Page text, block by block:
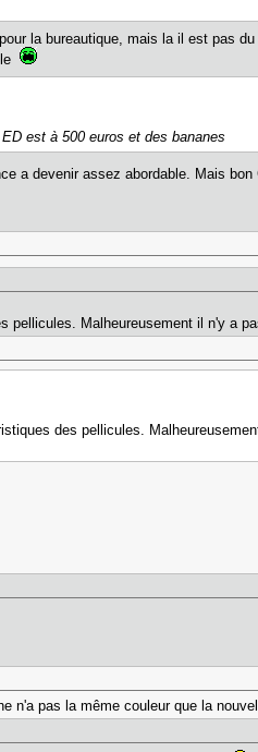
la bureautique, mais la il est pas
est à 500 euros et des bananes
a devenir assez abordable. Mais
Malheureusement il n'y a
des pellicules.
n'a pas la même couleur que la